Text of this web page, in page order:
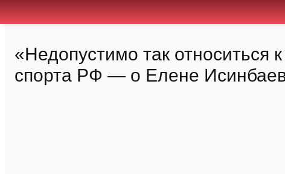
«Недопустимо так относиться
спорта РФ — о Елене